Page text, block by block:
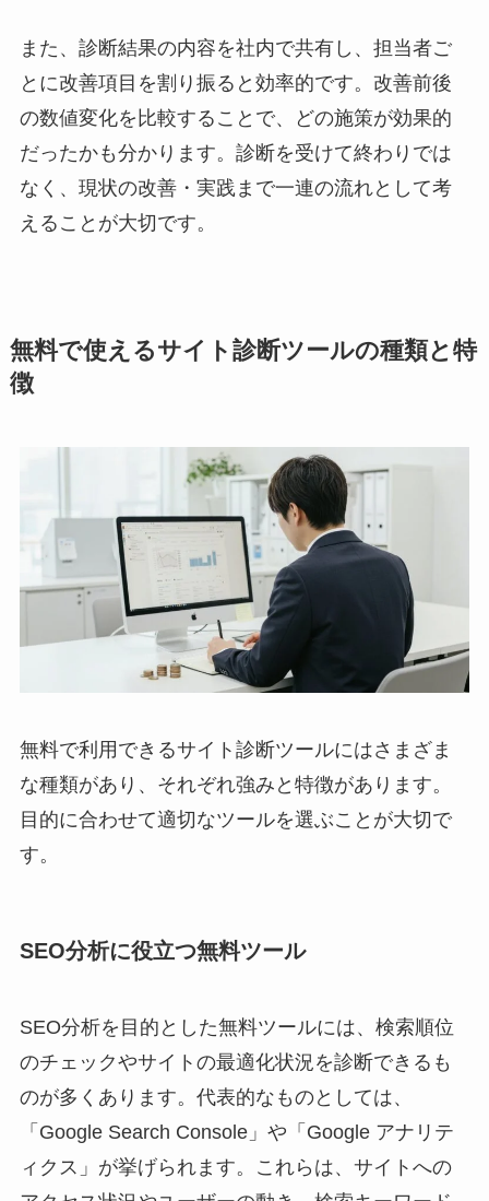
また、診断結果の内容を社内で共有し、担当者ご
とに改善項目を割り振ると効率的です。改善前後
の数値変化を比較することで、どの施策が効果的
だったかも分かります。診断を受けて終わりでは
なく、現状の改善・実践まで一連の流れとして考
えることが大切です。
無料で使えるサイト診断ツールの種類と特
徴
無料で利用できるサイト診断ツールにはさまざま
な種類があり、それぞれ強みと特徴があります。
目的に合わせて適切なツールを選ぶことが大切で
す。
SEO分析に役立つ無料ツール
SEO分析を目的とした無料ツールには、検索順位
のチェックやサイトの最適化状況を診断できるも
のが多くあります。代表的なものとしては、
「Google Search Console」や「Google アナリテ
ィクス」が挙げられます。これらは、サイトへの